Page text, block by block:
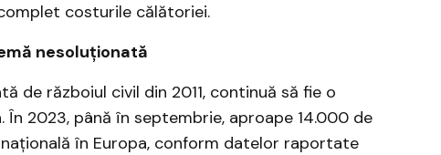
costurile călătoriei.
nesoluționată
de războiul civil din 2011, continuă să fie o
2023, până în septembrie, aproape 14.000 de
în Europa, conform datelor raportate